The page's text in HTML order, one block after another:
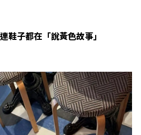
鞋子都在「說黃色故事」